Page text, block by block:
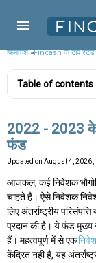
फिनकैश»Fincash के टॉप रेटेड
Table of contents
2022 - 2023 के
फंड
Updated on August 4, 2026 ,
आजकल, कई निवेशक
चाहते हैं। ऐसे निवेशक
लिए अंतर्राष्ट्रीय
प्रदान की है। ये फंड मुख्य
हैं। महत्वपूर्ण में से एक
केंद्रित नहीं है, यह